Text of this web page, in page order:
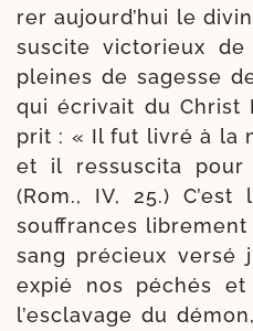
rer aujourd’­hui le
sus­cite vic­to­rieux
pleines de sagesse
qui écri­vait du Christ
prit : « Il fut livré à la
et il res­sus­ci­ta pour
(Rom., IV, 25.)
souf­frances
sang pré­cieux ver­sé
expié nos péchés
l’es­cla­vage du